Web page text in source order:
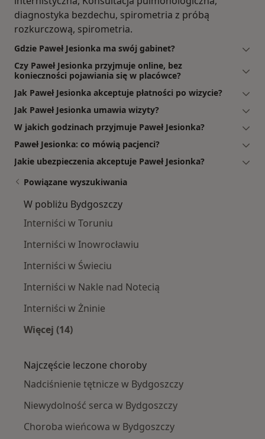
diagnostyka bezdechu, spirometria z próbą
rozkurczową, spirometria.
Gdzie Paweł Jesionka ma swój gabinet?
Czy Paweł Jesionka przyjmuje online, bez
konieczności pojawiania się w placówce?
Jak Paweł Jesionka akceptuje płatności po wizycie?
Jak Paweł Jesionka umawia wizyty?
W jakich godzinach przyjmuje Paweł Jesionka?
Paweł Jesionka: co mówią pacjenci?
Jakie ubezpieczenia akceptuje Paweł Jesionka?
Powiązane wyszukiwania
W pobliżu Bydgoszczy
Interniści w Toruniu
Interniści w Inowrocławiu
Interniści w Świeciu
Interniści w Nakle nad Notecią
Interniści w Żninie
Więcej (14)
Najczęście leczone choroby
Nadciśnienie tętnicze w Bydgoszczy
Niewydolność serca w Bydgoszczy
Choroba wieńcowa w Bydgoszczy